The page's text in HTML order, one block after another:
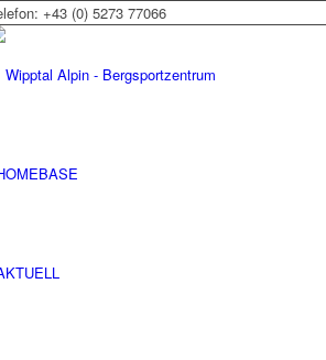
+43 (0) 5273 77066